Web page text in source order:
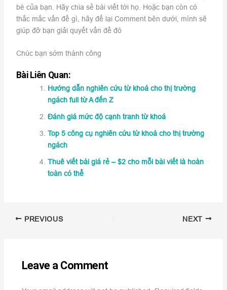
bè của bạn. Hãy chia sẻ bài viết tới họ. Hoặc bạn còn có
thắc mắc vấn đề gì, hãy để lại Comment bên dưới, mình sẽ
giúp đỡ bạn giải quyết vấn đề đó
Chúc bạn sớm thành công
Bài Liên Quan:
Hướng dẫn nghiên cứu từ khoá cho thị trường
ngách full từ A đến Z
Đánh giá mức độ cạnh tranh từ khoá
Top 5 công cụ nghiên cứu từ khoá cho thị trường
ngách
Thuê viết bài giá rẻ – $2 cho mỗi bài viết là hoàn
toàn có thể
PREVIOUS NEXT
Leave a Comment